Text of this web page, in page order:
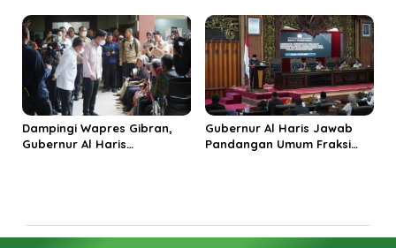
Kabupaten Tanjungjabung
Timur
Penguatan Kinerja dan
Integritas
Dampingi Wapres Gibran,
Gubernur Al Haris
Gubernur Al Haris Jawab
Pandangan Umum Fraksi